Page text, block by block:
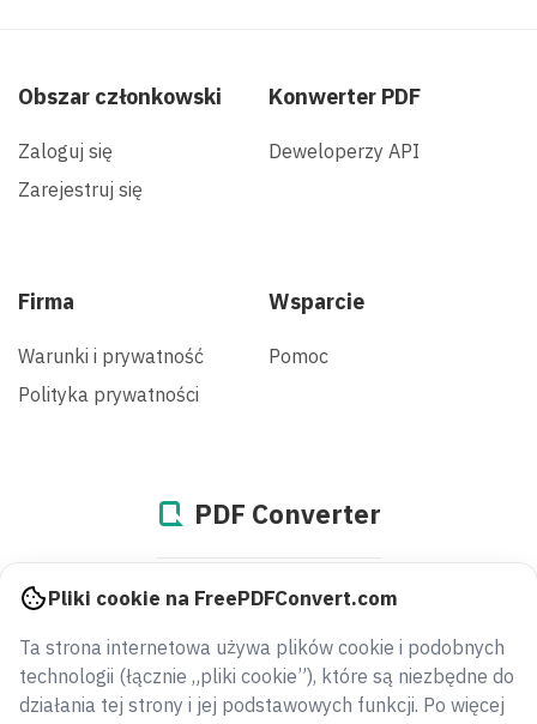
Obszar członkowski
Zaloguj się
Zarejestruj się
Konwerter PDF
Deweloperzy API
Firma
Warunki i prywatność
Polityka prywatności
Wsparcie
Pomoc
PDF Converter
948772242380
Pliki cookie na FreePDFConvert.com
Ta strona internetowa używa plików cookie i podobnych
technologii (łącznie „pliki cookie”), które są niezbędne do
działania tej strony i jej podstawowych funkcji. Po więcej